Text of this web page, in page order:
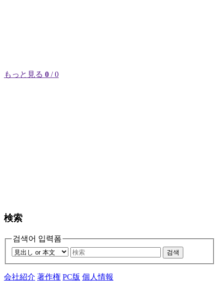
もっと見る 0 / 0
検索
검색어 입력폼
검색
会社紹介 著作権 PC版 個人情報